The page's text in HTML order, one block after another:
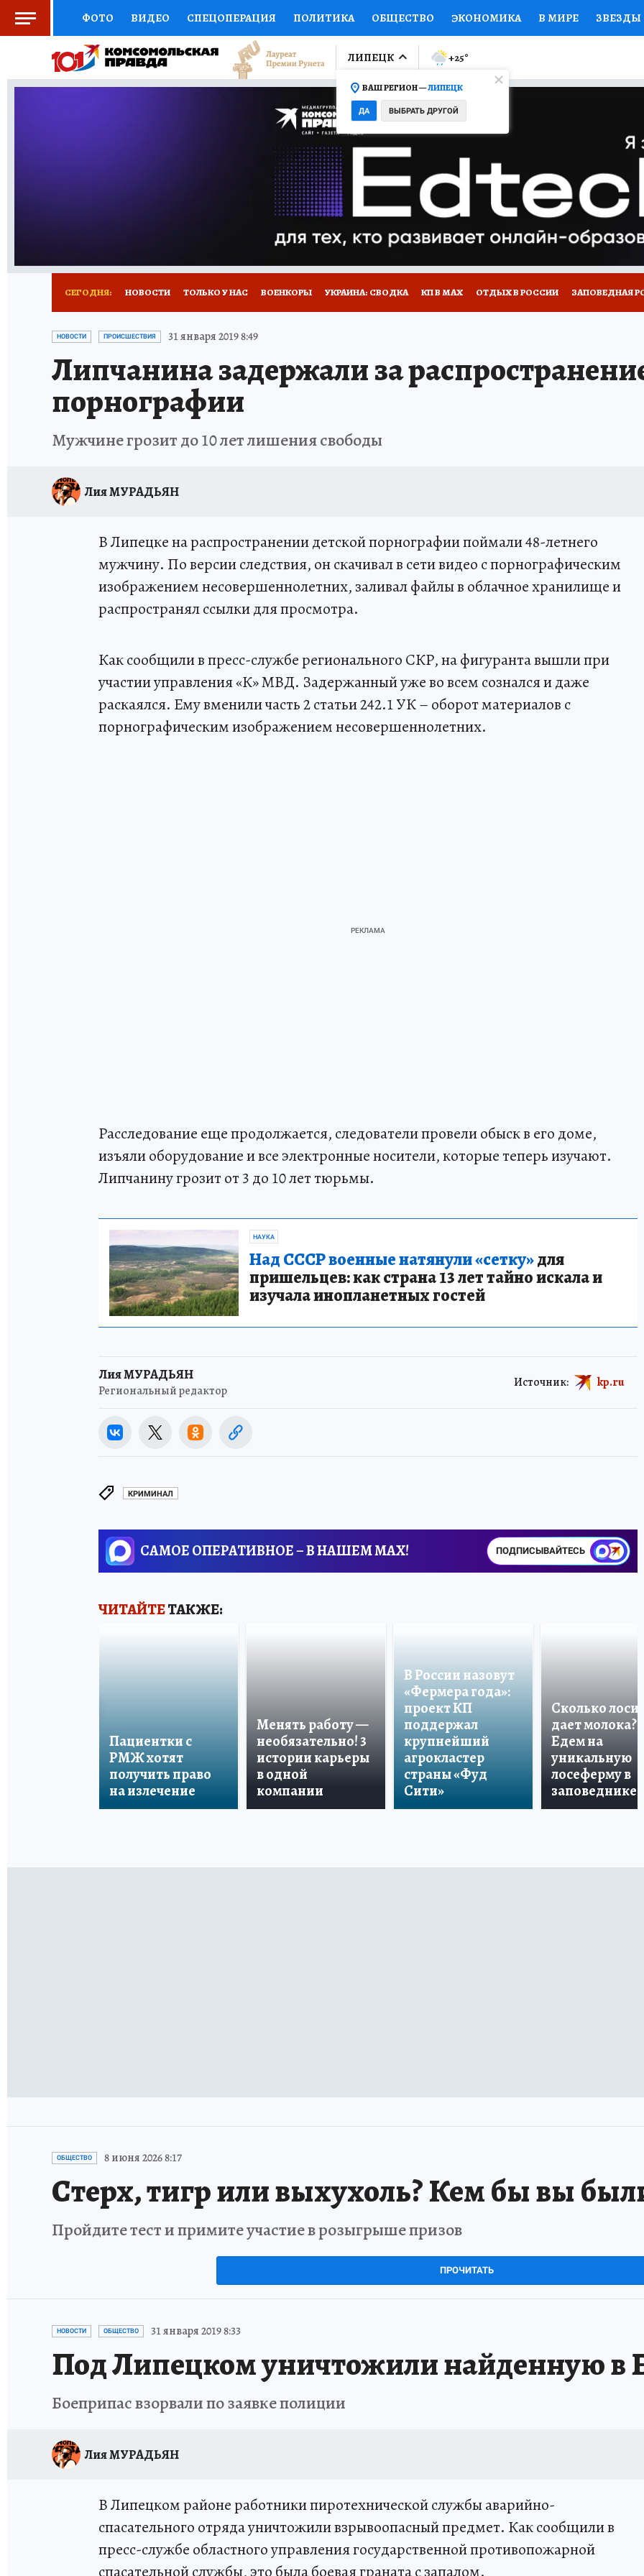
ФОТО ВИДЕО СПЕЦОПЕРАЦИЯ ПОЛИТИКА ОБЩЕСТВО ЭКОНОМИКА В МИРЕ ЗВЕЗДЫ
СОЦПОДДЕРЖКА НАУКА СПОРТ КОЛУМНИСТЫ ПРОИСШЕСТВИЯ НАЦИОНАЛЬНЫЕ
ВЫБОР ЭКСПЕРТОВ ДОКТОР ФИНАНСЫ ОТКРЫВАЕМ МИР Я ЗНАЮ СЕМЬЯ ЖЕНСКИЕ
ПРОГНОЗЫ НА СПОРТ ПРОМОКОДЫ СЕРИАЛЫ
ТЕЛЕВИЗОР КОЛЛЕКЦИИ КОНКУРСЫ
НОВОЕ НА САЙТЕ РЕКЛАМА
ЛИПЕЦК
ВАШ РЕГИОН —ЛИПЕЦК
ДА ВЫБРАТЬ ДРУГОЙ
+25°
СЕГОДНЯ: НОВОСТИ ТОЛЬКО У НАС ВОЕНКОРЫ УКРАИНА: СВОДКА КП В МАХ ОТДЫХ В РОССИИ ЗАПОВЕДНАЯ
ИСПЫТАНО НА СЕБЕ
НОВОСТИ ПРОИСШЕСТВИЯ 31 января 2019 8:49
Липчанина задержали за
порнографии
Мужчине грозит до 10 лет лишения свободы
Лия МУРАДЬЯН
В Липецке на распространении детской порнографии поймали 48-летнего
мужчину. По версии следствия, он скачивал в сети видео с порнографическим
изображением несовершеннолетних, заливал файлы в облачное хранилище и
распространял ссылки для просмотра.
Как сообщили в пресс-службе регионального СКР, на фигуранта вышли при
участии управления «К» МВД. Задержанный уже во всем сознался и даже
раскаялся. Ему вменили часть 2 статьи 242.1 УК – оборот материалов с
порнографическим изображением несовершеннолетних.
Расследование еще продолжается, следователи провели обыск в его доме,
изъяли оборудование и все электронные носители, которые теперь изучают.
Липчанину грозит от 3 до 10 лет тюрьмы.
НАУКА
Над СССР военные натянули «сетку»для
пришельцев: как страна 13 лет тайно искала и
изучала инопланетных гостей
Лия МУРАДЬЯН
Региональный редактор
Источник: kp.ru
КРИМИНАЛ
САМОЕ ОПЕРАТИВНОЕ – В НАШЕМ MAX! ПОДПИСЫВАЙТЕСЬ
ЧИТАЙТЕТАКЖЕ:
Пациентки с
РМЖ хотят
получить право
на излечение
Менять работу —
необязательно! 3
истории карьеры
в одной
компании
В России назовут
«Фермера года»:
проект КП
поддержал
крупнейший
агрокластер
страны «Фуд
Сити»
Сколько лосиха
дает молока?
Едем на
уникальную
лосеферму в
заповеднике!
ОБЩЕСТВО 8 июня 2026 8:17
Стерх, тигр или выхухоль? Кем бы вы
Пройдите тест и примите участие в розыгрыше призов
ПРОЧИТАТЬ
НОВОСТИ ОБЩЕСТВО 31 января 2019 8:33
Под Липецком уничтожили найденную в
Боеприпас взорвали по заявке полиции
Лия МУРАДЬЯН
В Липецком районе работники пиротехнической службы аварийно-
спасательного отряда уничтожили взрывоопасный предмет. Как сообщили в
пресс-службе областного управления государственной противопожарной
спасательной службы, это была боевая граната с запалом.